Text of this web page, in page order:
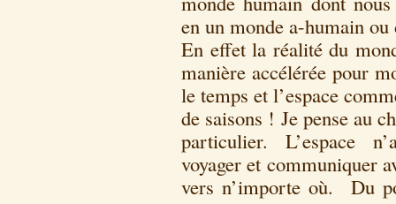
en un monde a-humain
En effet la réalité du
manière accélérée pour
le temps et l’espace
de saisons ! Je pense au
particulier. L’espace
voyager et communiquer
vers n’importe où. Du